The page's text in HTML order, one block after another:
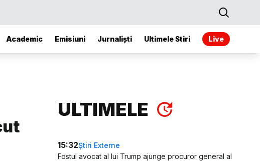
Academic Emisiuni Jurnaliști Ultimele Stiri Live
ULTIMELE
15:32Știri Externe
Fostul avocat al lui Trump ajunge procuror general al